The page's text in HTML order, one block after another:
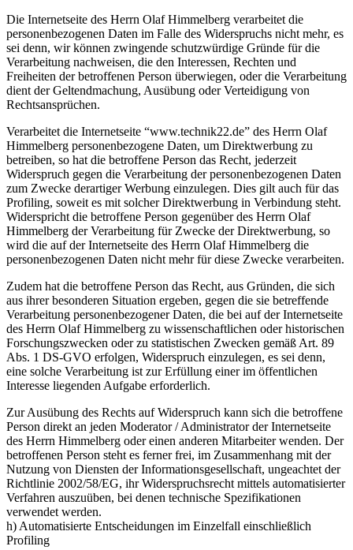
Die Internetseite des Herrn Olaf Himmelberg verarbeitet die
personenbezogenen Daten im Falle des Widerspruchs nicht mehr, es
sei denn, wir können zwingende schutzwürdige Gründe für die
Verarbeitung nachweisen, die den Interessen, Rechten und
Freiheiten der betroffenen Person überwiegen, oder die Verarbeitung
dient der Geltendmachung, Ausübung oder Verteidigung von
Rechtsansprüchen.
Verarbeitet die Internetseite “www.technik22.de” des Herrn Olaf
Himmelberg personenbezogene Daten, um Direktwerbung zu
betreiben, so hat die betroffene Person das Recht, jederzeit
Widerspruch gegen die Verarbeitung der personenbezogenen Daten
zum Zwecke derartiger Werbung einzulegen. Dies gilt auch für das
Profiling, soweit es mit solcher Direktwerbung in Verbindung steht.
Widerspricht die betroffene Person gegenüber des Herrn Olaf
Himmelberg der Verarbeitung für Zwecke der Direktwerbung, so
wird die auf der Internetseite des Herrn Olaf Himmelberg die
personenbezogenen Daten nicht mehr für diese Zwecke verarbeiten.
Zudem hat die betroffene Person das Recht, aus Gründen, die sich
aus ihrer besonderen Situation ergeben, gegen die sie betreffende
Verarbeitung personenbezogener Daten, die bei auf der Internetseite
des Herrn Olaf Himmelberg zu wissenschaftlichen oder historischen
Forschungszwecken oder zu statistischen Zwecken gemäß Art. 89
Abs. 1 DS-GVO erfolgen, Widerspruch einzulegen, es sei denn,
eine solche Verarbeitung ist zur Erfüllung einer im öffentlichen
Interesse liegenden Aufgabe erforderlich.
Zur Ausübung des Rechts auf Widerspruch kann sich die betroffene
Person direkt an jeden Moderator / Administrator der Internetseite
des Herrn Himmelberg oder einen anderen Mitarbeiter wenden. Der
betroffenen Person steht es ferner frei, im Zusammenhang mit der
Nutzung von Diensten der Informationsgesellschaft, ungeachtet der
Richtlinie 2002/58/EG, ihr Widerspruchsrecht mittels automatisierter
Verfahren auszuüben, bei denen technische Spezifikationen
verwendet werden.
h) Automatisierte Entscheidungen im Einzelfall einschließlich
Profiling